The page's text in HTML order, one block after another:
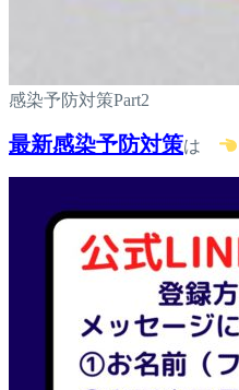
感染予防対策Part2
最新感染予防対策は